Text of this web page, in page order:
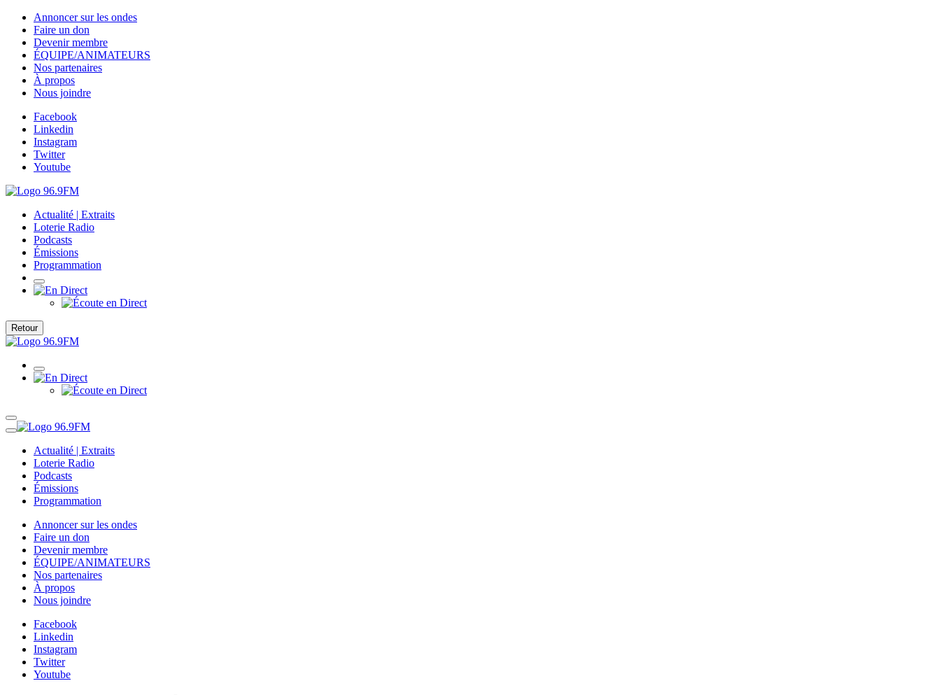
Annoncer sur les ondes
Faire un don
Devenir membre
ÉQUIPE/ANIMATEURS
Nos partenaires
À propos
Nous joindre
Facebook
Linkedin
Instagram
Twitter
Youtube
Actualité | Extraits
Loterie Radio
Podcasts
Émissions
Programmation
Retour
Actualité | Extraits
Loterie Radio
Podcasts
Émissions
Programmation
Annoncer sur les ondes
Faire un don
Devenir membre
ÉQUIPE/ANIMATEURS
Nos partenaires
À propos
Nous joindre
Facebook
Linkedin
Instagram
Twitter
Youtube